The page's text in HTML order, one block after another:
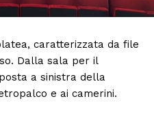
caratterizzata da file
Dalla sala per il
a sinistra della
e ai camerini.